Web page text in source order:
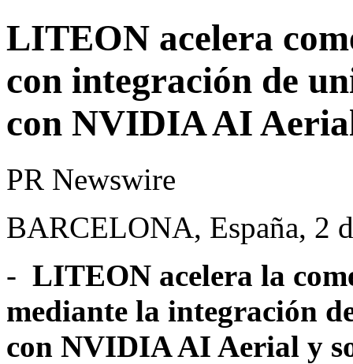
LITEON acelera
con integración de
con NVIDIA AI
PR Newswire
BARCELONA, España, 2
- LITEON acelera la
mediante la integración
con NVIDIA AI Aerial y